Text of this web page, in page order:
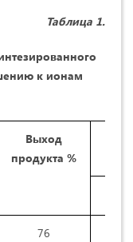
Таблица 1.
к ионам
Выход
продукта %
76